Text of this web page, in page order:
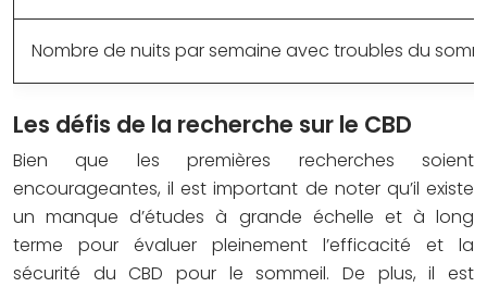
Nombre de nuits par semaine avec troubles du
Les défis de la recherche sur le CBD
Bien que les premières recherches soient
encourageantes, il est important de noter qu’il existe
un manque d’études à grande échelle et à long
terme pour évaluer pleinement l’efficacité et la
sécurité du CBD pour le sommeil. De plus, il est